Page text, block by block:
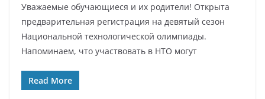
Уважаемые обучающиеся и их родители! Открыта
предварительная регистрация на девятый сезон
Национальной технологической олимпиады.
Напоминаем, что участвовать в НТО могут
Read More